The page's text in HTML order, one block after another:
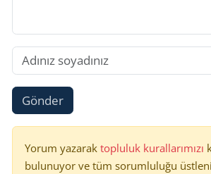
Gönder
Yorum yazarak topluluk kurallarımızı
bulunuyor ve tüm sorumluluğu